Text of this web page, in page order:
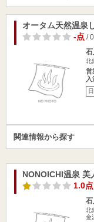
オータム天然温泉
-点/
石
北
営
関連情報から探す
NONOICHI温泉 美
1.0点
北
金